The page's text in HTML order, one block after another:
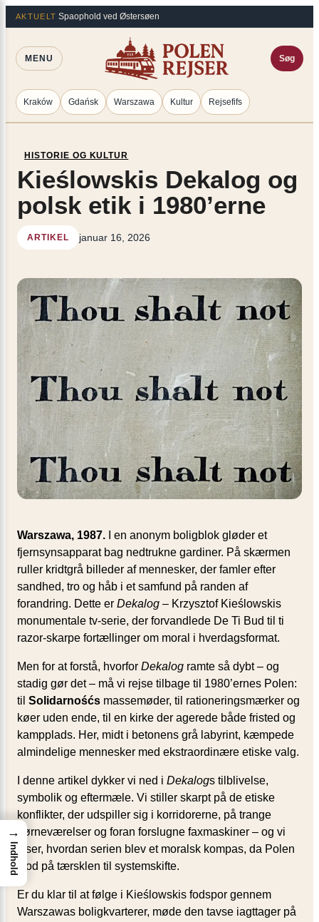
Spring
til
indhold
AKTUELT Spaophold ved Østersøen
MENU Søg
Kraków Gdańsk Warszawa Kultur Rejsefifs
HISTORIE OG KULTUR
Kieślowskis Dekalog og
polsk etik i 1980’erne
ARTIKEL januar 16, 2026
Warszawa, 1987. I en anonym boligblok gløder et
fjernsynsapparat bag nedtrukne gardiner. På skærmen
ruller kridtgrå billeder af mennesker, der famler efter
sandhed, tro og håb i et samfund på randen af
forandring. Dette er Dekalog – Krzysztof Kieślowskis
monumentale tv-serie, der forvandlede De Ti Bud til ti
razor-skarpe fortællinger om moral i hverdagsformat.
Men for at forstå, hvorfor Dekalog ramte så dybt – og
stadig gør det – må vi rejse tilbage til 1980’ernes Polen:
til Solidarnośćs massemøder, til rationeringsmærker og
køer uden ende, til en kirke der agerede både fristed og
kampplads. Her, midt i betonens grå labyrint, kæmpede
almindelige mennesker med ekstraordinære etiske valg.
I denne artikel dykker vi ned i Dekalogs tilblivelse,
symbolik og eftermæle. Vi stiller skarpt på de etiske
konflikter, der udspiller sig i korridorerne, på trange
børneværelser og foran forslugne faxmaskiner – og vi
viser, hvordan serien blev et moralsk kompas, da Polen
stod på tærsklen til systemskifte.
Er du klar til at følge i Kieślowskis fodspor gennem
Warszawas boligkvarterer, møde den tavse iagttager på
→
Indhold